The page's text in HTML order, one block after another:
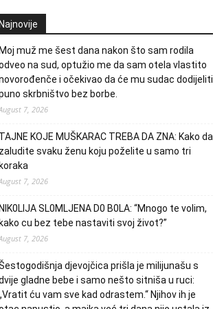
Najnovije
Moj muž me šest dana nakon što sam rodila
na sud, optužio me da sam otela vlastito
i očekivao da će mu sudac dodijeliti
skrbništvo bez borbe.
7, 2026
TAJNE KOJE MUŠKARAC TREBA DA ZNA: Kako da
zaludite svaku ženu koju poželite u samo tri
koraka
7, 2026
NlK0LlJA SL0MLJENA D0 B0LA: “Mnogo te volim,
kako cu bez tebe nastaviti svoj život?”
7, 2026
djevojčica prišla je milijunašu s
gladne bebe i samo nešto sitniša u ruci:
ću vam sve kad odrastem.“ Njihov ih je